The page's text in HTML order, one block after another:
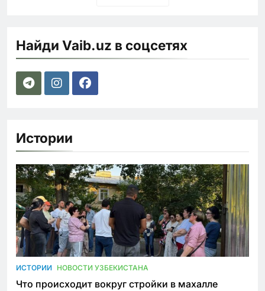
Найди Vaib.uz в соцсетях
Истории
ИСТОРИИ НОВОСТИ УЗБЕКИСТАНА
Что происходит вокруг стройки в махалле